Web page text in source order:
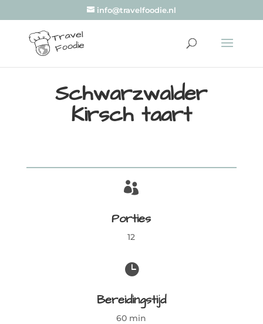
info@travelfoodie.nl
Schwarzwalder
Kirsch taart

Porties
12

Bereidingstijd
60 min